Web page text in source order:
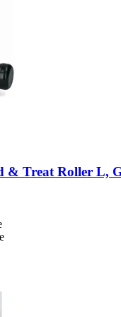
& Treat Roller L,